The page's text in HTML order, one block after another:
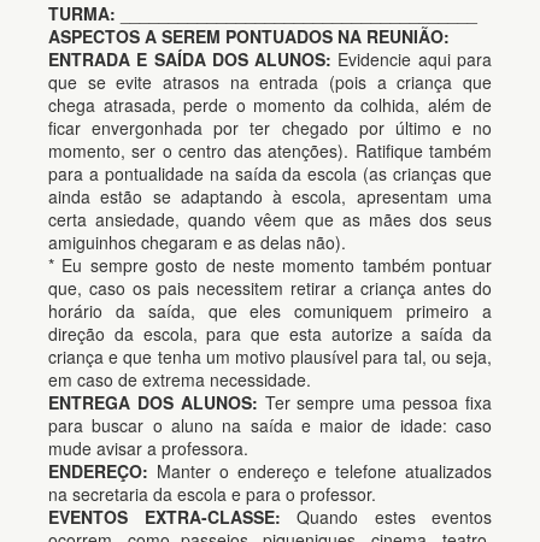
TURMA:
ASPECTOS A SEREM PONTUADOS NA REUNIÃO:
ENTRADA E SAÍDA DOS ALUNOS: Evidencie aqui para
que se evite atrasos na entrada (pois a criança que
chega atrasada, perde o momento da colhida, além de
ficar envergonhada por ter chegado por último e no
momento, ser o centro das atenções). Ratifique também
para a pontualidade na saída da escola (as crianças que
ainda estão se adaptando à escola, apresentam uma
certa ansiedade, quando vêem que as mães dos seus
amiguinhos chegaram e as delas não).
* Eu sempre gosto de neste momento também pontuar
que, caso os pais necessitem retirar a criança antes do
horário da saída, que eles comuniquem primeiro a
direção da escola, para que esta autorize a saída da
criança e que tenha um motivo plausível para tal, ou seja,
em caso de extrema necessidade.
ENTREGA DOS ALUNOS: Ter sempre uma pessoa fixa
para buscar o aluno na saída e maior de idade: caso
mude avisar a professora.
ENDEREÇO: Manter o endereço e telefone atualizados
na secretaria da escola e para o professor.
EVENTOS EXTRA-CLASSE: Quando estes eventos